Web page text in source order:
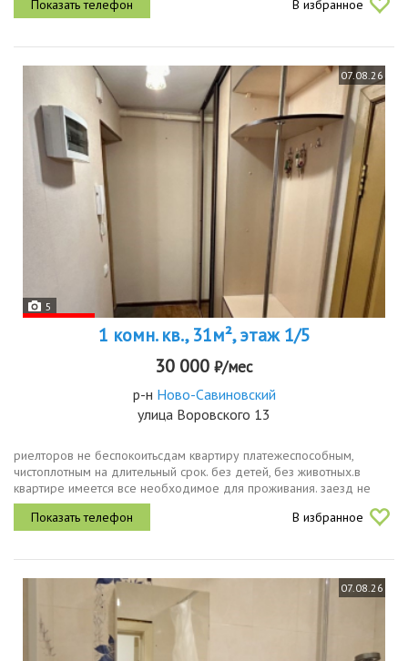
В избранное
07.08.26
5
1 комн. кв., 31м², этаж 1/5
30 000 ₽/мес
р-н Ново-Савиновский
улица Воровского 13
риелторов не беспокоитьсдам квартиру платежеспособным,
чистоплотным на длительный срок. без детей, без животных.в
квартире имеется все необходимое для проживания. заезд не
ранее 19го августа. пишите в приложении, на звонки не отвечаю .
30000 жкх
В избранное
07.08.26